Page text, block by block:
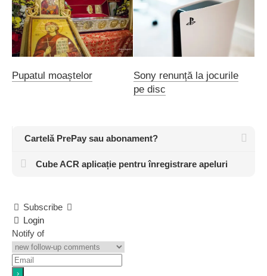
Pupatul moaștelor
Sony renunță la jocurile
pe disc
Cartelă PrePay sau abonament?
Cube ACR aplicație pentru înregistrare apeluri
Subscribe
Login
Notify of